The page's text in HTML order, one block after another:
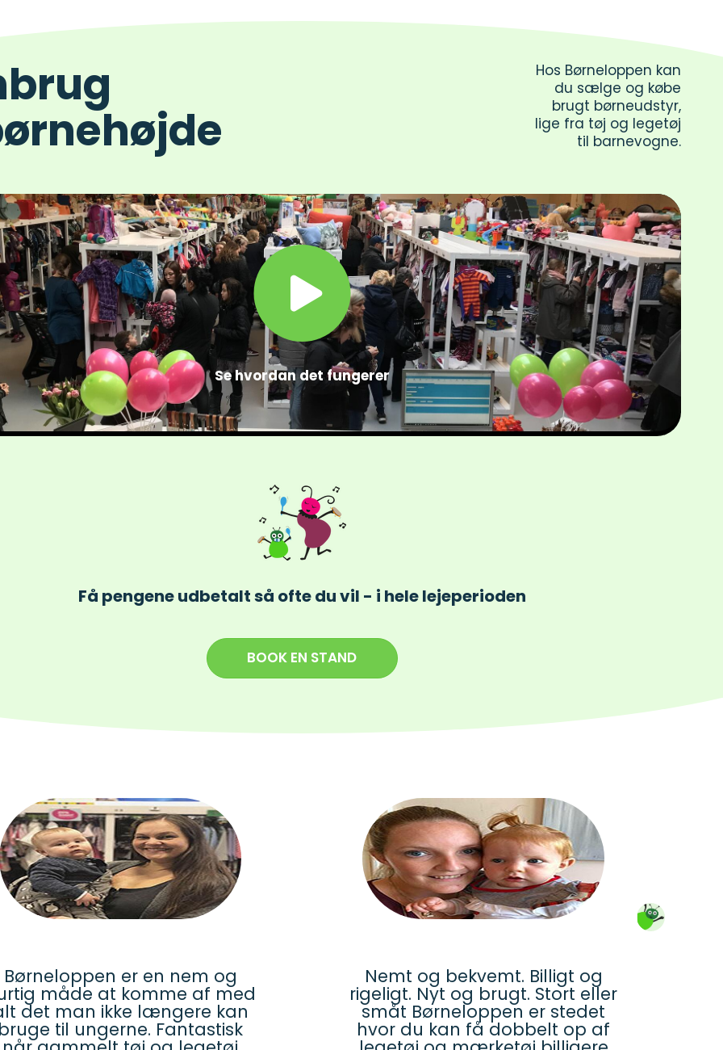
Hos Børneloppen kan
du sælge og købe
brugt børneudstyr,
lige fra tøj og legetøj
til barnevogne.

Se hvordan det fungerer
Få pengene udbetalt så ofte du vil - i hele lejeperioden
BOOK EN STAND
Børneloppen er en nem og
måde at komme af med
det man ikke længere kan
til ungerne. Fantastisk
Nemt og bekvemt. Billigt og
rigeligt. Nyt og brugt. Stort eller
småt Børneloppen er stedet
hvor du kan få dobbelt op af